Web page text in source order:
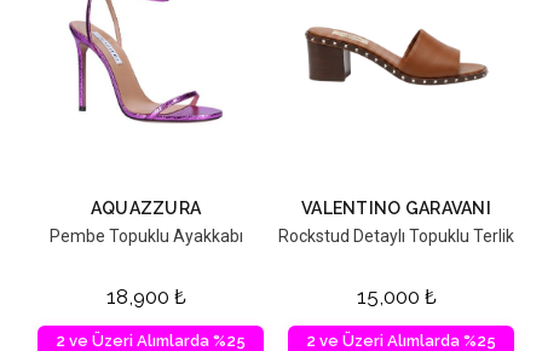
AQUAZZURA
Pembe Topuklu Ayakkabı
18,900 ₺
2 ve Üzeri Alımlarda %25
VALENTINO GARAVANI
Rockstud Detaylı Topuklu Terlik
15,000 ₺
2 ve Üzeri Alımlarda %25